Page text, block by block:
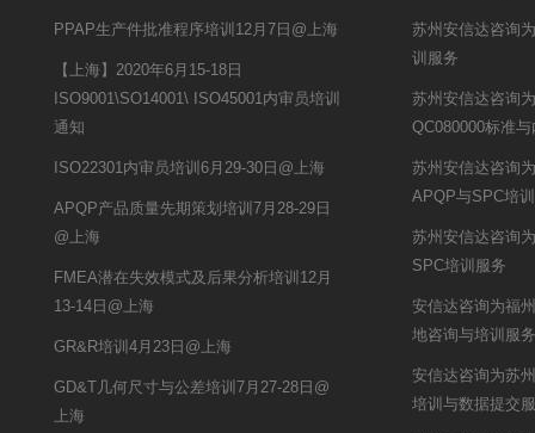
PPAP生产件批准程序培训12月7日@上海
【上海】2020年6月15-18日
ISO9001\SO14001\ ISO45001内审员培训
通知
ISO22301内审员培训6月29-30日@上海
APQP产品质量先期策划培训7月28-29日
@上海
FMEA潜在失效模式及后果分析培训12月
13-14日@上海
GR&R培训4月23日@上海
GD&T几何尺寸与公差培训7月27-28日@
上海
苏州安信达咨询
训服务
苏州安信达咨询
QC080000标准
苏州安信达咨询
APQP与SPC培
苏州安信达咨询
SPC培训服务
安信达咨询为福
地咨询与培训服务
安信达咨询为苏
培训与数据提交